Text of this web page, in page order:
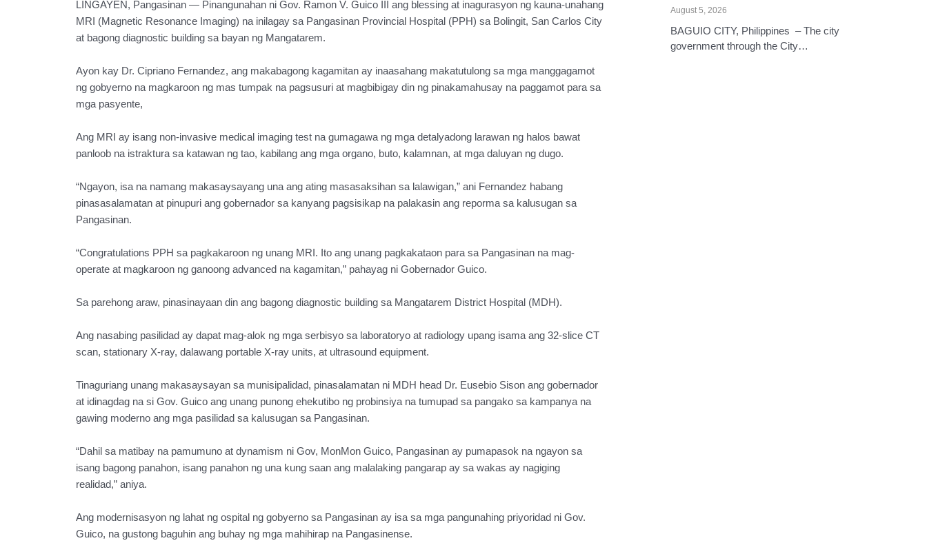
LINGAYEN, Pangasinan — Pinangunahan ni Gov. Ramon V. Guico III ang blessing at inagurasyon ng kauna-unahang
MRI (Magnetic Resonance Imaging) na inilagay sa Pangasinan Provincial Hospital (PPH) sa Bolingit, San Carlos City
at bagong diagnostic building sa bayan ng Mangatarem.
Ayon kay Dr. Cipriano Fernandez, ang makabagong kagamitan ay inaasahang makatutulong sa mga manggagamot
ng gobyerno na magkaroon ng mas tumpak na pagsusuri at magbibigay din ng pinakamahusay na paggamot para sa
mga pasyente,
Ang MRI ay isang non-invasive medical imaging test na gumagawa ng mga detalyadong larawan ng halos bawat
panloob na istraktura sa katawan ng tao, kabilang ang mga organo, buto, kalamnan, at mga daluyan ng dugo.
“Ngayon, isa na namang makasaysayang una ang ating masasaksihan sa lalawigan,” ani Fernandez habang
pinasasalamatan at pinupuri ang gobernador sa kanyang pagsisikap na palakasin ang reporma sa kalusugan sa
Pangasinan.
“Congratulations PPH sa pagkakaroon ng unang MRI. Ito ang unang pagkakataon para sa Pangasinan na mag-
operate at magkaroon ng ganoong advanced na kagamitan,” pahayag ni Gobernador Guico.
Sa parehong araw, pinasinayaan din ang bagong diagnostic building sa Mangatarem District Hospital (MDH).
Ang nasabing pasilidad ay dapat mag-alok ng mga serbisyo sa laboratoryo at radiology upang isama ang 32-slice CT
scan, stationary X-ray, dalawang portable X-ray units, at ultrasound equipment.
Tinaguriang unang makasaysayan sa munisipalidad, pinasalamatan ni MDH head Dr. Eusebio Sison ang gobernador
at idinagdag na si Gov. Guico ang unang punong ehekutibo ng probinsiya na tumupad sa pangako sa kampanya na
gawing moderno ang mga pasilidad sa kalusugan sa Pangasinan.
“Dahil sa matibay na pamumuno at dynamism ni Gov, MonMon Guico, Pangasinan ay pumapasok na ngayon sa
isang bagong panahon, isang panahon ng una kung saan ang malalaking pangarap ay sa wakas ay nagiging
realidad,” aniya.
Ang modernisasyon ng lahat ng ospital ng gobyerno sa Pangasinan ay isa sa mga pangunahing priyoridad ni Gov.
Guico, na gustong baguhin ang buhay ng mga mahihirap na Pangasinense.
August 5, 2026
BAGUIO CITY, Philippines – The city
government through the City…